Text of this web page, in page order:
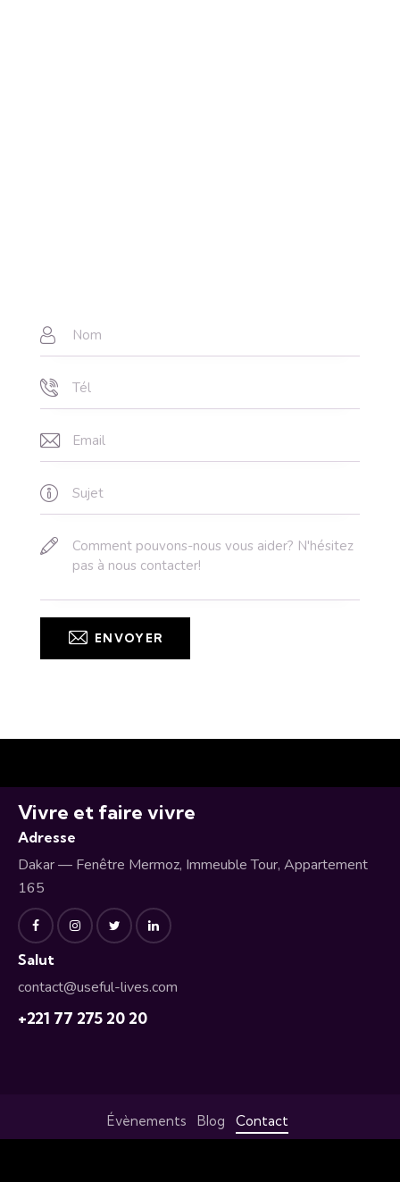
Vivre et faire vivre
Adresse
Dakar — Fenêtre Mermoz, Immeuble Tour, Appartement
165
Salut
contact@useful-lives.com
+221 77 275 20 20
Évènements Blog Contact